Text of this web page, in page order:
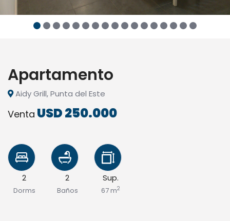
Apartamento
Aidy Grill, Punta del Este
Venta USD 250.000
2
Dorms
2
Baños
Sup.
67 m2